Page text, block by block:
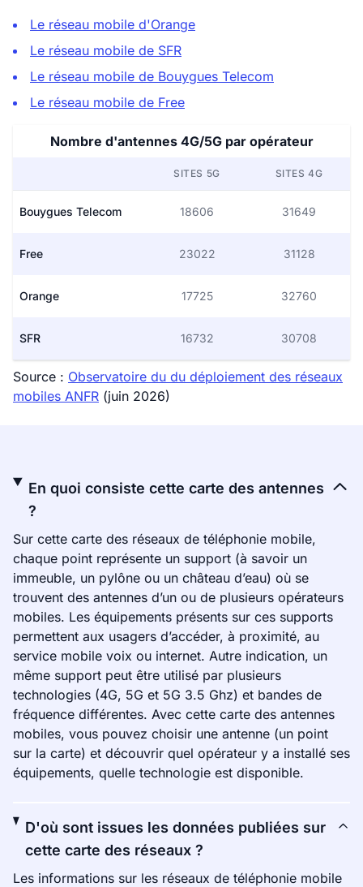
Le réseau mobile d'Orange
Le réseau mobile de SFR
Le réseau mobile de Bouygues Telecom
Le réseau mobile de Free
Nombre d'antennes 4G/5G par opérateur
SITES 5G SITES 4G
Bouygues Telecom 18606 31649
Free 23022 31128
Orange 17725 32760
SFR 16732 30708
Source : Observatoire du du déploiement des réseaux
mobiles ANFR (juin 2026)
En quoi consiste cette carte des antennes
?
Sur cette carte des réseaux de téléphonie mobile,
chaque point représente un support (à savoir un
immeuble, un pylône ou un château d’eau) où se
trouvent des antennes d’un ou de plusieurs opérateurs
mobiles. Les équipements présents sur ces supports
permettent aux usagers d’accéder, à proximité, au
service mobile voix ou internet. Autre indication, un
même support peut être utilisé par plusieurs
technologies (4G, 5G et 5G 3.5 Ghz) et bandes de
fréquence différentes. Avec cette carte des antennes
mobiles, vous pouvez choisir une antenne (un point
sur la carte) et découvrir quel opérateur y a installé ses
équipements, quelle technologie est disponible.
D'où sont issues les données publiées sur
cette carte des réseaux ?
Les informations sur les réseaux de téléphonie mobile